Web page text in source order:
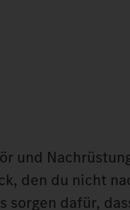
und
den du nicht
dafür,